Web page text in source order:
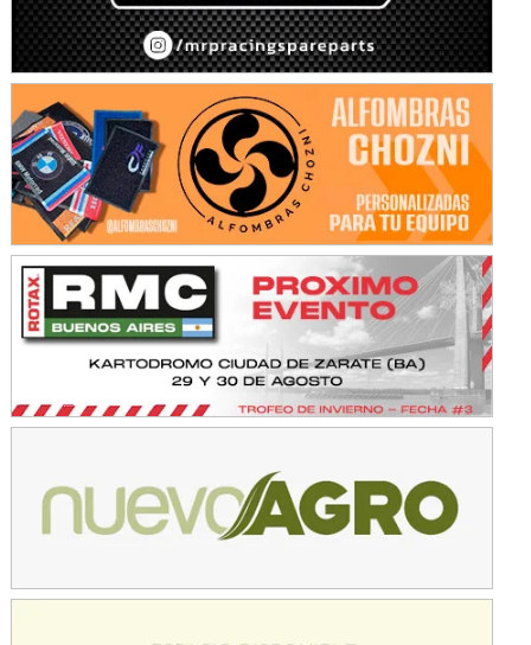
KDO - F6
Ciudad de Trenque Lauquen (Asfalto)
ENTRERRIANO - F6 (POSTERGADA)
Parque de la Velocidad (Asfalto)
Villaguay (Entre Ríos)
VICTORIENSE - F7
El Cerro (Tierra)
Victoria (Entre Ríos)
PATAGONICO - F6
Moto Club Reginense (Tierra)
Gral. E. Godoy (Río Negro)
CSK - F7
Juventud Unida (Tierra)
NORESTE SANTAFESINO - F6
Ciudad de Avellaneda (Asfalto)
SUR SANTAFESINO - F4